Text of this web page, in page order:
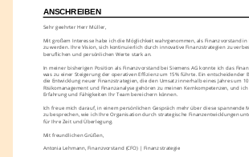
ANSCHREIBEN
Sehr geehrter Herr Müller,
Mit großem Interesse habe ich die Möglichkeit wahrgenommen, als Finanzvorstand
zu werden. Ihre Vision, sich kontinuierlich durch innovative Finanzstrategien zu
beruflichen und persönlichen Werte stark an.
In meiner bisherigen Position als Finanzvorstand bei Siemens AG konnte ich das
was zu einer Steigerung der operativen Effizienz um 15% führte. Ein entscheidender
die Entwicklung neuer Finanzstrategien, die den Umsatz innerhalb eines Jahres um
Risikomanagement und Finanzanalyse gehören zu meinen Kernkompetenzen, und
Erfahrung und Fähigkeiten Ihr Team bereichern können.
Ich freue mich darauf, in einem persönlichen Gespräch mehr über diese spannende
zu besprechen, wie ich Ihre Organisation durch strategische Finanzentwicklungen
für Ihre Zeit und Überlegung.
Mit freundlichen Grüßen,
Antonia Lehmann, Finanzvorstand (CFO) | Finanzstrategie